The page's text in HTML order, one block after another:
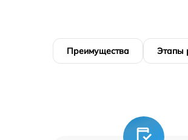
Преимущества Этапы